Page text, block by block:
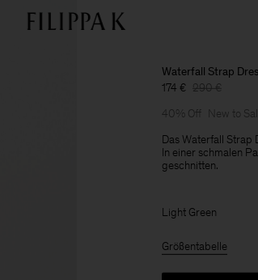
Waterfall Strap
174 € 290 €
40% Off
New to
Das Waterfall Strap
In einer schmalen
geschnitten.
Light Green
Größentabelle